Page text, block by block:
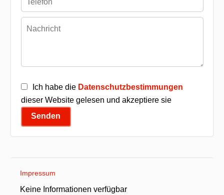
Ich habe die Datenschutzbestimmungen
dieser Website gelesen und akzeptiere sie
Senden
Impressum
Keine Informationen verfügbar